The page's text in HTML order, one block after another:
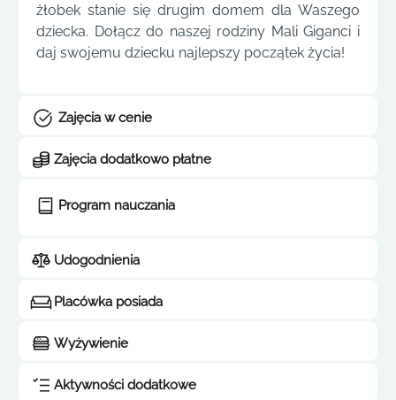
żłobek stanie się drugim domem dla Waszego
dziecka. Dołącz do naszej rodziny Mali Giganci i
daj swojemu dziecku najlepszy początek życia!
Zajęcia w cenie
Zajęcia dodatkowo płatne
Program nauczania
Udogodnienia
Placówka posiada
Wyżywienie
Aktywności dodatkowe